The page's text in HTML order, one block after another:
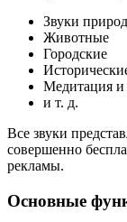
Звуки
Животные
Городские
Медитация и
и т. д.
Все звуки
совершенно
рекламы.
Основные